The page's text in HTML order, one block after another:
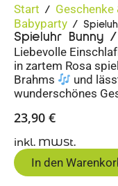
Start / Geschenke
Babyparty /
Spieluhr Bunny
Liebevolle
in zartem Rosa
Brahms
und
wunderschönes
23,90 €
inkl. MWSt.
In den